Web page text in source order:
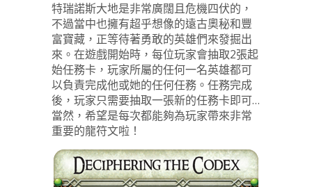
特瑞諾斯大地是非常廣闊且危機四伏的，
不過當中也擁有超乎想像的遠古奧秘和豐
富寶藏，正等待著勇敢的英雄們來發掘出
來。在遊戲開始時，每位玩家會抽取2張起
始任務卡，玩家所屬的任何一名英雄都可
以負責完成他或她的任何任務。任務完成
後，玩家只需要抽取一張新的任務卡即可…
當然，希望是每次都能夠為玩家帶來非常
重要的龍符文啦！